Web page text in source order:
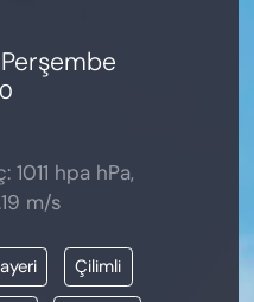
1011 hpa hPa,
m/s
Çilimli